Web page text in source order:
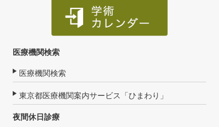
医療機関検索
医療機関検索
東京都医療機関案内サービス「ひまわり」
夜間休日診療